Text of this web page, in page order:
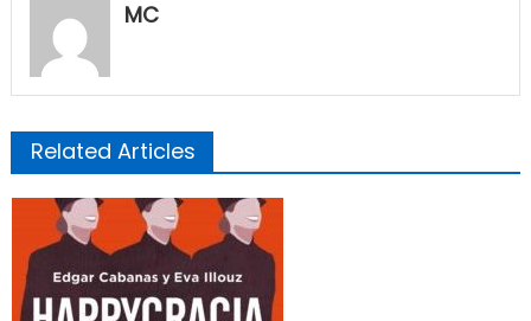
MC
Related Articles